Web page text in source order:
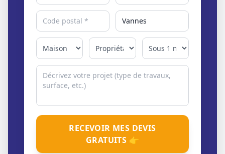
RECEVOIR MES DEVIS
GRATUITS 👉